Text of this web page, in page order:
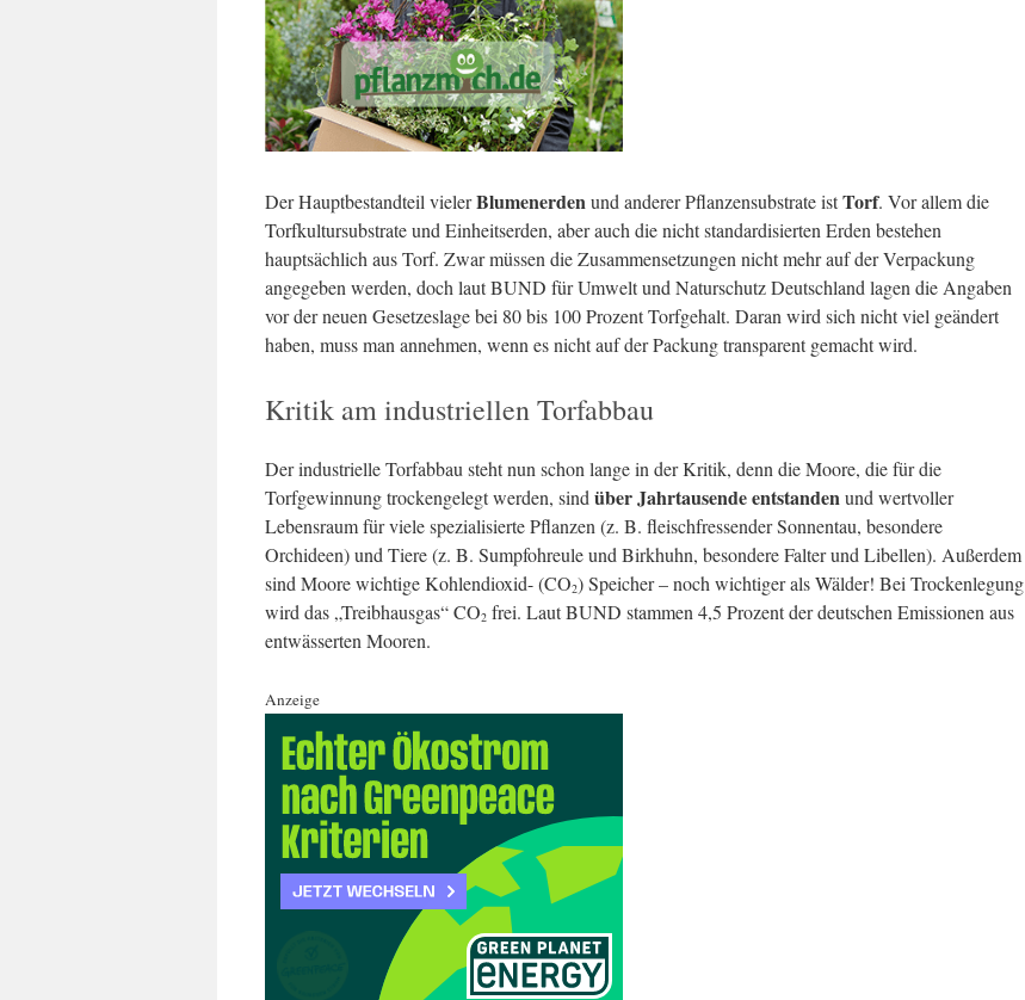
Der Hauptbestandteil vielerBlumenerden und anderer Pflanzensubstrate istTorf. Vor allem die
Torfkultursubstrate und Einheitserden, aber auch die nicht standardisierten Erden bestehen
hauptsächlich aus Torf. Zwar müssen die Zusammensetzungen nicht mehr auf der Verpackung
angegeben werden, doch laut BUND für Umwelt und Naturschutz Deutschland lagen die Angaben
vor der neuen Gesetzeslage bei 80 bis 100 Prozent Torfgehalt. Daran wird sich nicht viel geändert
haben, muss man annehmen, wenn es nicht auf der Packung transparent gemacht wird.
Kritik am industriellen Torfabbau
Der industrielle Torfabbau steht nun schon lange in der Kritik, denn die Moore, die für die
Torfgewinnung trockengelegt werden, sind über Jahrtausende entstanden und wertvoller
Lebensraum für viele spezialisierte Pflanzen (z. B. fleischfressender Sonnentau, besondere
Orchideen) und Tiere (z. B. Sumpfohreule und Birkhuhn, besondere Falter und Libellen). Außerdem
sind Moore wichtige Kohlendioxid- (CO2) Speicher – noch wichtiger als Wälder! Bei Trockenlegung
wird das „Treibhausgas“ CO2 frei. Laut BUND stammen 4,5 Prozent der deutschen Emissionen aus
entwässerten Mooren.
Anzeige